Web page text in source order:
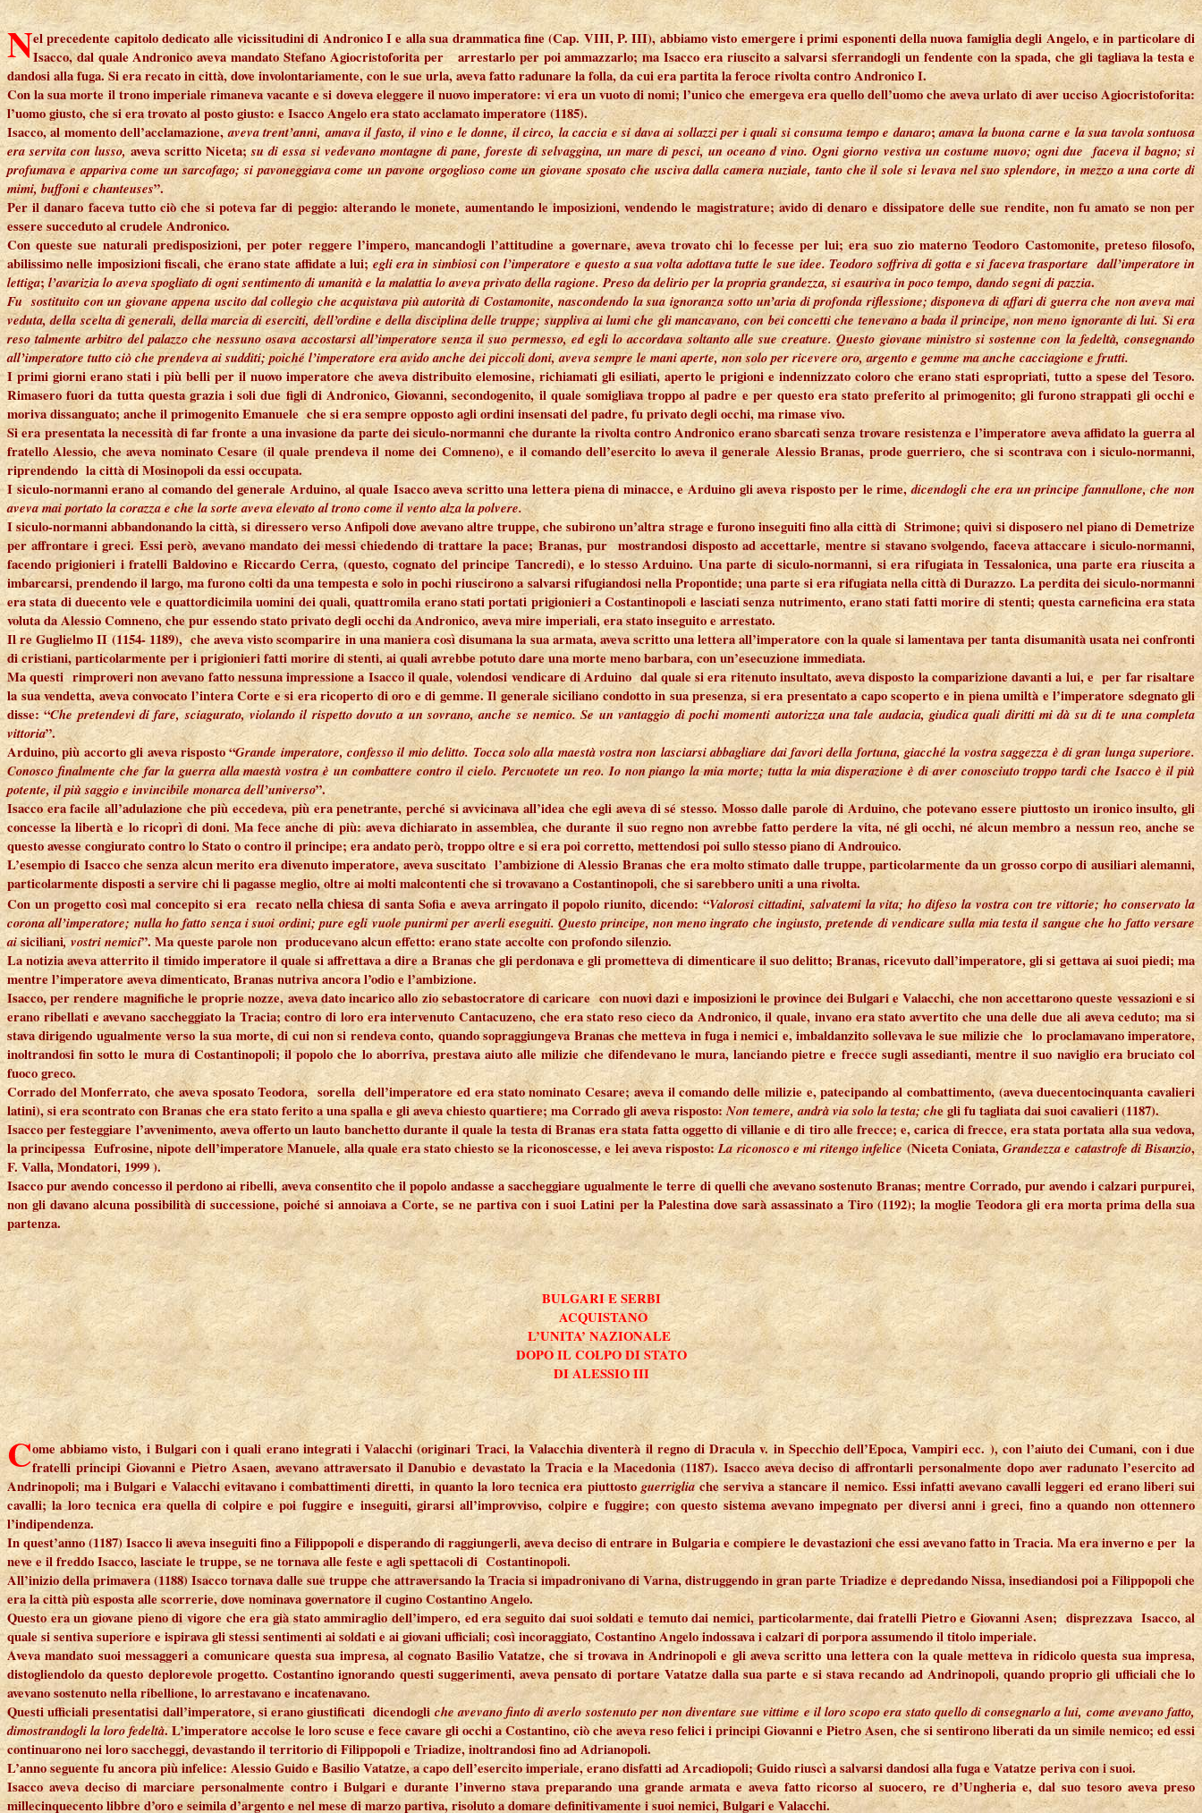
Nel precedente capitolo dedicato alle vicissitudini di Andronico I e alla sua drammatica fine (Cap. VIII, P. III), abbiamo visto emergere i primi esponenti della nuova famiglia degli Angelo, e in particolare di
Isacco, dal quale Andronico aveva mandato Stefano Agiocristoforita per arrestarlo per poi ammazzarlo; ma Isacco era riuscito a salvarsi sferrandogli un fendente con la spada, che gli tagliava la testa e
dandosi alla fuga. Si era recato in città, dove involontariamente, con le sue urla, aveva fatto radunare la folla, da cui era partita la feroce rivolta contro Andronico I.
Con la sua morte il trono imperiale rimaneva vacante e si doveva eleggere il nuovo imperatore: vi era un vuoto di nomi; l’unico che emergeva era quello dell’uomo che aveva urlato di aver ucciso Agiocristoforita:
l’uomo giusto, che si era trovato al posto giusto: e Isacco Angelo era stato acclamato imperatore (1185).
Isacco, al momento dell’acclamazione,aveva trent’anni, amava il fasto, il vino e le donne, il circo, la caccia e si dava ai sollazzi per i quali si consuma tempo e danaro;amava la buona carne e la sua tavola sontuosa
era servita con lusso,aveva scritto Niceta;su di essa si vedevano montagne di pane, foreste di selvaggina, un mare di pesci, un oceano d vino. Ogni giorno vestiva un costume nuovo; ogni due faceva il bagno; si
profumava e appariva come un sarcofago; si pavoneggiava come un pavone orgoglioso come un giovane sposato che usciva dalla camera nuziale, tanto che il sole si levava nel suo splendore, in mezzo a una corte di
mimi, buffoni e chanteuses”.
Per il danaro faceva tutto ciò che si poteva far di peggio: alterando le monete, aumentando le imposizioni, vendendo le magistrature; avido di denaro e dissipatore delle sue rendite, non fu amato se non per
essere succeduto al crudele Andronico.
Con queste sue naturali predisposizioni, per poter reggere l’impero, mancandogli l’attitudine a governare, aveva trovato chi lo fecesse per lui; era suo zio materno Teodoro Castomonite, preteso filosofo,
abilissimo nelle imposizioni fiscali, che erano state affidate a lui;egli era in simbiosi con l’imperatore e questo a sua volta adottava tutte le sue idee. Teodoro soffriva di gotta e si faceva trasportare dall’imperatore in
lettiga;l’avarizia lo aveva spogliato di ogni sentimento di umanità e la malattia lo aveva privato della ragione. Preso da delirio per la propria grandezza, si esauriva in poco tempo, dando segni di pazzia.
Fu sostituito con un giovane appena uscito dal collegio che acquistava più autorità di Costamonite, nascondendo la sua ignoranza sotto un’aria di profonda riflessione; disponeva di affari di guerra che non aveva mai
veduta, della scelta di generali, della marcia di eserciti, dell’ordine e della disciplina delle truppe; suppliva ai lumi che gli mancavano, con bei concetti che tenevano a bada il principe, non meno ignorante di lui. Si era
reso talmente arbitro del palazzo che nessuno osava accostarsi all’imperatore senza il suo permesso, ed egli lo accordava soltanto alle sue creature. Questo giovane ministro si sostenne con la fedeltà, consegnando
all’imperatore tutto ciò che prendeva ai sudditi; poiché l’imperatore era avido anche dei piccoli doni, aveva sempre le mani aperte, non solo per ricevere oro, argento e gemme ma anche cacciagione e frutti.
I primi giorni erano stati i più belli per il nuovo imperatore che aveva distribuito elemosine, richiamati gli esiliati, aperto le prigioni e indennizzato coloro che erano stati espropriati, tutto a spese del Tesoro.
Rimasero fuori da tutta questa grazia i soli due figli di Andronico, Giovanni, secondogenito, il quale somigliava troppo al padre e per questo era stato preferito al primogenito; gli furono strappati gli occhi e
moriva dissanguato; anche il primogenito Emanuele che si era sempre opposto agli ordini insensati del padre, fu privato degli occhi, ma rimase vivo.
Si era presentata la necessità di far fronte a una invasione da parte dei siculo-normanni che durante la rivolta contro Andronico erano sbarcati senza trovare resistenza e l’imperatore aveva affidato la guerra al
fratello Alessio, che aveva nominato Cesare (il quale prendeva il nome dei Comneno), e il comando dell’esercito lo aveva il generale Alessio Branas, prode guerriero, che si scontrava con i siculo-normanni,
riprendendo la città di Mosinopoli da essi occupata.
I siculo-normanni erano al comando del generale Arduino, al quale Isacco aveva scritto una lettera piena di minacce, e Arduino gli aveva risposto per le rime,dicendogli che era un principe fannullone, che non
aveva mai portato la corazza e che la sorte aveva elevato al trono come il vento alza la polvere.
I siculo-normanni abbandonando la città, si diressero verso Anfipoli dove avevano altre truppe, che subirono un’altra strage e furono inseguiti fino alla città di Strimone; quivi si disposero nel piano di Demetrize
per affrontare i greci. Essi però, avevano mandato dei messi chiedendo di trattare la pace; Branas, pur mostrandosi disposto ad accettarle, mentre si stavano svolgendo, faceva attaccare i siculo-normanni,
facendo prigionieri i fratelli Baldovino e Riccardo Cerra, (questo, cognato del principe Tancredi), e lo stesso Arduino. Una parte di siculo-normanni, si era rifugiata in Tessalonica, una parte era riuscita a
imbarcarsi, prendendo il largo, ma furono colti da una tempesta e solo in pochi riuscirono a salvarsi rifugiandosi nella Propontide; una parte si era rifugiata nella città di Durazzo. La perdita dei siculo-normanni
era stata di duecento vele e quattordicimila uomini dei quali, quattromila erano stati portati prigionieri a Costantinopoli e lasciati senza nutrimento, erano stati fatti morire di stenti; questa carneficina era stata
voluta da Alessio Comneno, che pur essendo stato privato degli occhi da Andronico, aveva mire imperiali, era stato inseguito e arrestato.
Il re Guglielmo II (1154- 1189), che aveva visto scomparire in una maniera così disumana la sua armata, aveva scritto una lettera all’imperatore con la quale si lamentava per tanta disumanità usata nei confronti
di cristiani, particolarmente per i prigionieri fatti morire di stenti, ai quali avrebbe potuto dare una morte meno barbara, con un’esecuzione immediata.
Ma questi rimproveri non avevano fatto nessuna impressione a Isacco il quale, volendosi vendicare di Arduino dal quale si era ritenuto insultato, aveva disposto la comparizione davanti a lui, e per far risaltare
la sua vendetta, aveva convocato l’intera Corte e si era ricoperto di oro e di gemme. Il generale siciliano condotto in sua presenza, si era presentato a capo scoperto e in piena umiltà e l’imperatore sdegnato gli
disse: “Che pretendevi di fare, sciagurato, violando il rispetto dovuto a un sovrano, anche se nemico. Se un vantaggio di pochi momenti autorizza una tale audacia, giudica quali diritti mi dà su di te una completa
vittoria”.
Arduino, più accorto gli aveva risposto “Grande imperatore, confesso il mio delitto. Tocca solo alla maestà vostra non lasciarsi abbagliare dai favori della fortuna, giacché la vostra saggezza è di gran lunga superiore.
Conosco finalmente che far la guerra alla maestà vostra è un combattere contro il cielo. Percuotete un reo. Io non piango la mia morte; tutta la mia disperazione è di aver conosciuto troppo tardi che Isacco è il più
potente, il più saggio e invincibile monarca dell’universo”.
Isacco era facile all’adulazione che più eccedeva, più era penetrante, perché si avvicinava all’idea che egli aveva di sé stesso. Mosso dalle parole di Arduino, che potevano essere piuttosto un ironico insulto, gli
concesse la libertà e lo ricoprì di doni. Ma fece anche di più: aveva dichiarato in assemblea, che durante il suo regno non avrebbe fatto perdere la vita, né gli occhi, né alcun membro a nessun reo, anche se
questo avesse congiurato contro lo Stato o contro il principe; era andato però, troppo oltre e si era poi corretto, mettendosi poi sullo stesso piano di Androuico.
L’esempio di Isacco che senza alcun merito era divenuto imperatore, aveva suscitato l’ambizione di Alessio Branas che era molto stimato dalle truppe, particolarmente da un grosso corpo di ausiliari alemanni,
particolarmente disposti a servire chi li pagasse meglio, oltre ai molti malcontenti che si trovavano a Costantinopoli, che si sarebbero uniti a una rivolta.
Con un progetto così mal concepito si era recato nella chiesa disanta Sofia e aveva arringato il popolo riunito, dicendo: “Valorosi cittadini, salvatemi la vita; ho difeso la vostra con tre vittorie; ho conservato la
corona all’imperatore; nulla ho fatto senza i suoi ordini; pure egli vuole punirmi per averli eseguiti. Questo principe, non meno ingrato che ingiusto, pretende di vendicare sulla mia testa il sangue che ho fatto versare
aisiciliani, vostri nemici”. Ma queste parole non producevano alcun effetto: erano state accolte con profondo silenzio.
La notizia aveva atterrito il timido imperatore il quale si affrettava a dire a Branas che gli perdonava e gli prometteva di dimenticare il suo delitto; Branas, ricevuto dall’imperatore, gli si gettava ai suoi piedi; ma
mentre l’imperatore aveva dimenticato, Branas nutriva ancora l’odio e l’ambizione.
Isacco, per rendere magnifiche le proprie nozze, aveva dato incarico allo zio sebastocratore di caricare con nuovi dazi e imposizioni le province dei Bulgari e Valacchi, che non accettarono queste vessazioni e si
erano ribellati e avevano saccheggiato la Tracia; contro di loro era intervenuto Cantacuzeno, che era stato reso cieco da Andronico, il quale, invano era stato avvertito che una delle due ali aveva ceduto; ma si
stava dirigendo ugualmente verso la sua morte, di cui non si rendeva conto, quando sopraggiungeva Branas che metteva in fuga i nemici e, imbaldanzito sollevava le sue milizie che lo proclamavano imperatore,
inoltrandosi fin sotto le mura di Costantinopoli; il popolo che lo aborriva, prestava aiuto alle milizie che difendevano le mura, lanciando pietre e frecce sugli assedianti, mentre il suo naviglio era bruciato col
fuoco greco.
Corrado del Monferrato, che aveva sposato Teodora, sorella dell’imperatore ed era stato nominato Cesare; aveva il comando delle milizie e, patecipando al combattimento, (aveva duecentocinquanta cavalieri
latini), si era scontrato con Branas che era stato ferito a una spalla e gli aveva chiesto quartiere; ma Corrado gli aveva risposto:Non temere, andrà via solo la testa; che gli fu tagliata dai suoi cavalieri (1187).
Isacco per festeggiare l’avvenimento, aveva offerto un lauto banchetto durante il quale la testa di Branas era stata fatta oggetto di villanie e di tiro alle frecce; e, carica di frecce, era stata portata alla sua vedova,
la principessa Eufrosine, nipote dell’imperatore Manuele, alla quale era stato chiesto se la riconoscesse, e lei aveva risposto:La riconosco e mi ritengo infelice(Niceta Coniata,Grandezza e catastrofe di Bisanzio,
F. Valla, Mondatori, 1999 ).
Isacco pur avendo concesso il perdono ai ribelli, aveva consentito che il popolo andasse a saccheggiare ugualmente le terre di quelli che avevano sostenuto Branas; mentre Corrado, pur avendo i calzari purpurei,
non gli davano alcuna possibilità di successione, poiché si annoiava a Corte, se ne partiva con i suoi Latini per la Palestina dove sarà assassinato a Tiro (1192); la moglie Teodora gli era morta prima della sua
partenza.
BULGARI E SERBI
ACQUISTANO
L’UNITA’ NAZIONALE
DOPO IL COLPO DI STATO
DI ALESSIO III
Come abbiamo visto, i Bulgari con i quali erano integrati i Valacchi (originari Traci, la Valacchia diventerà il regno di Dracula v. in Specchio dell’Epoca, Vampiri ecc. ), con l’aiuto dei Cumani, con i due
fratelli principi Giovanni e Pietro Asaen, avevano attraversato il Danubio e devastato la Tracia e la Macedonia (1187). Isacco aveva deciso di affrontarli personalmente dopo aver radunato l’esercito ad
Andrinopoli; ma i Bulgari e Valacchi evitavano i combattimenti diretti, in quanto la loro tecnica era piuttosto guerrigliache serviva a stancare il nemico. Essi infatti avevano cavalli leggeri ed erano liberi sui
cavalli; la loro tecnica era quella di colpire e poi fuggire e inseguiti, girarsi all’improvviso, colpire e fuggire; con questo sistema avevano impegnato per diversi anni i greci, fino a quando non ottennero
l’indipendenza.
In quest’anno (1187) Isacco li aveva inseguiti fino a Filippopoli e disperando di raggiungerli, aveva deciso di entrare in Bulgaria e compiere le devastazioni che essi avevano fatto in Tracia. Ma era inverno e per la
neve e il freddo Isacco, lasciate le truppe, se ne tornava alle feste e agli spettacoli di Costantinopoli.
All’inizio della primavera (1188) Isacco tornava dalle sue truppe che attraversando la Tracia si impadronivano di Varna, distruggendo in gran parte Triadize e depredando Nissa, insediandosi poi a Filippopoli che
era la città più esposta alle scorrerie, dove nominava governatore il cugino Costantino Angelo.
Questo era un giovane pieno di vigore che era già stato ammiraglio dell’impero, ed era seguito dai suoi soldati e temuto dai nemici, particolarmente, dai fratelli Pietro e Giovanni Asen; disprezzava Isacco, al
quale si sentiva superiore e ispirava gli stessi sentimenti ai soldati e ai giovani ufficiali; così incoraggiato, Costantino Angelo indossava i calzari di porpora assumendo il titolo imperiale.
Aveva mandato suoi messaggeri a comunicare questa sua impresa, al cognato Basilio Vatatze, che si trovava in Andrinopoli e gli aveva scritto una lettera con la quale metteva in ridicolo questa sua impresa,
distogliendolo da questo deplorevole progetto. Costantino ignorando questi suggerimenti, aveva pensato di portare Vatatze dalla sua parte e si stava recando ad Andrinopoli, quando proprio gli ufficiali che lo
avevano sostenuto nella ribellione, lo arrestavano e incatenavano.
Questi ufficiali presentatisi dall’imperatore, si erano giustificati dicendogliche avevano finto di averlo sostenuto per non diventare sue vittime e il loro scopo era stato quello di consegnarlo a lui, come avevano fatto,
dimostrandogli la loro fedeltà. L’imperatore accolse le loro scuse e fece cavare gli occhi a Costantino, ciò che aveva reso felici i principi Giovanni e Pietro Asen, che si sentirono liberati da un simile nemico; ed essi
continuarono nei loro saccheggi, devastando il territorio di Filippopoli e Triadize, inoltrandosi fino ad Adrianopoli.
L’anno seguente fu ancora più infelice: Alessio Guido e Basilio Vatatze, a capo dell’esercito imperiale, erano disfatti ad Arcadiopoli; Guido riuscì a salvarsi dandosi alla fuga e Vatatze periva con i suoi.
Isacco aveva deciso di marciare personalmente contro i Bulgari e durante l’inverno stava preparando una grande armata e aveva fatto ricorso al suocero, re d’Ungheria e, dal suo tesoro aveva preso
millecinquecento libbre d’oro e seimila d’argento e nel mese di marzo partiva, risoluto a domare definitivamente i suoi nemici, Bulgari e Valacchi.